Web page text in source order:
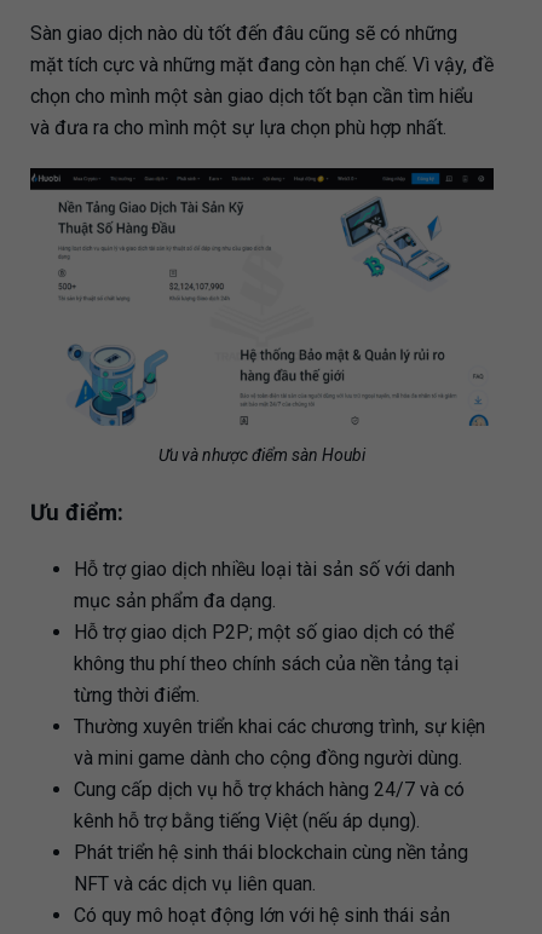
Sàn giao dịch nào dù tốt đến đâu cũng sẽ có những
mặt tích cực và những mặt đang còn hạn chế. Vì vậy, đề
chọn cho mình một sàn giao dịch tốt bạn cần tìm hiểu
và đưa ra cho mình một sự lựa chọn phù hợp nhất.
Ưu và nhược điểm sàn Houbi
Ưu điểm:
Hỗ trợ giao dịch nhiều loại tài sản số với danh
mục sản phẩm đa dạng.
Hỗ trợ giao dịch P2P; một số giao dịch có thể
không thu phí theo chính sách của nền tảng tại
từng thời điểm.
Thường xuyên triển khai các chương trình, sự kiện
và mini game dành cho cộng đồng người dùng.
Cung cấp dịch vụ hỗ trợ khách hàng 24/7 và có
kênh hỗ trợ bằng tiếng Việt (nếu áp dụng).
Phát triển hệ sinh thái blockchain cùng nền tảng
NFT và các dịch vụ liên quan.
Có quy mô hoạt động lớn với hệ sinh thái sản